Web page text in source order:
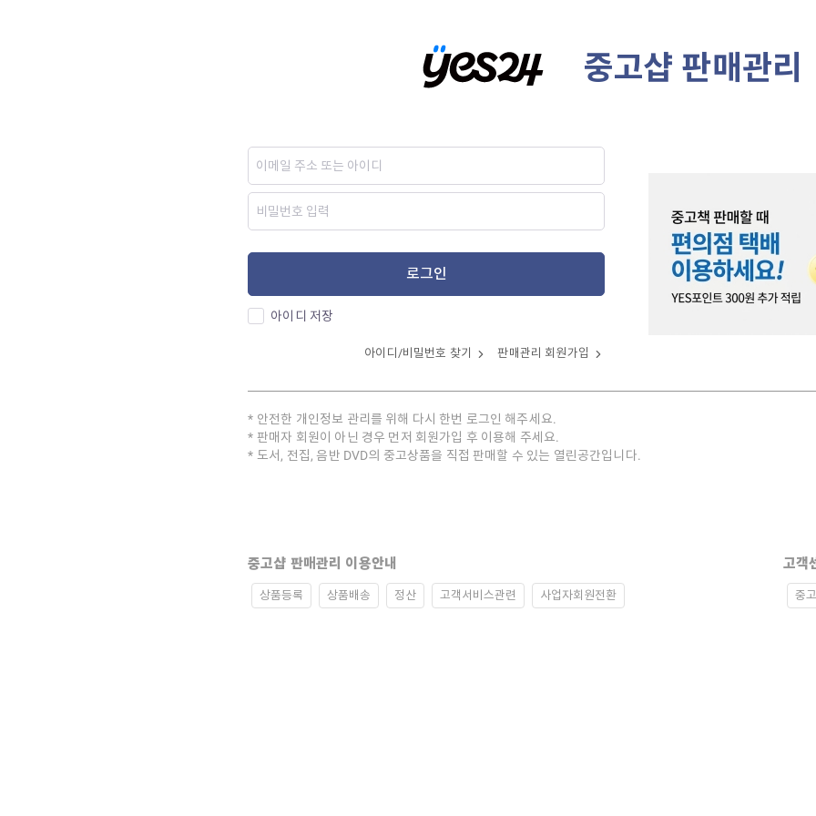
중고샵 판매관리
로그인
아이디 저장
아이디/비밀번호 찾기 판매관리 회원가입
안전한 개인정보 관리를 위해 다시 한번 로그인 해주세요.
판매자 회원이 아닌 경우 먼저 회원가입 후 이용해 주세요.
도서, 전집, 음반 DVD의 중고상품을 직접 판매할 수 있는 열린공간입니다.
중고샵 판매관리 이용안내
상품등록 상품배송 정산 고객서비스관련 사업자회원전환
고객
중